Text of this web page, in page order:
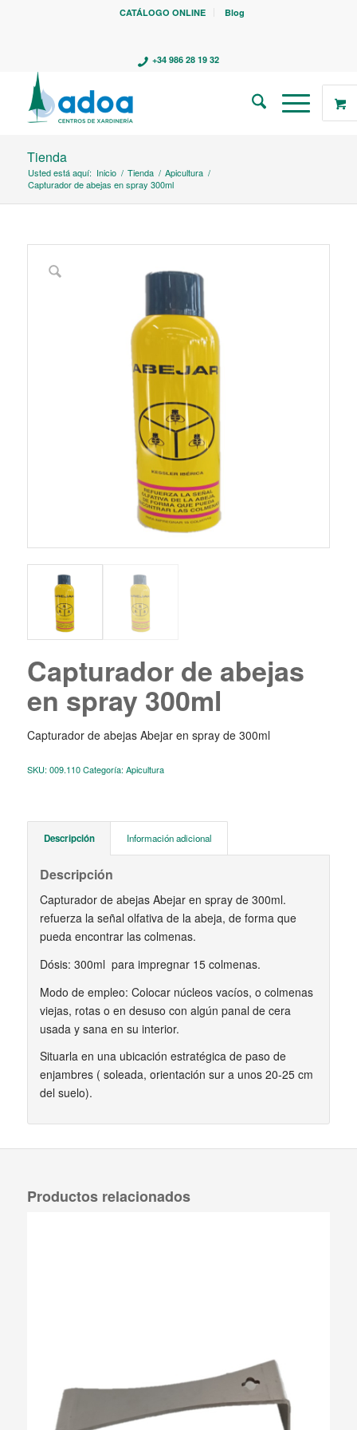
CATÁLOGO ONLINE Blog
+34 986 28 19 32
Tienda
Usted está aquí: Inicio / Tienda / Apicultura /
Capturador de abejas en spray 300ml
Capturador de abejas
en spray 300ml
Capturador de abejas Abejar en spray de 300ml
SKU: 009.110 Categoría: Apicultura
Descripción Información adicional
Descripción
Capturador de abejas Abejar en spray de 300ml.
refuerza la señal olfativa de la abeja, de forma que
pueda encontrar las colmenas.
Dósis: 300ml para impregnar 15 colmenas.
Modo de empleo: Colocar núcleos vacíos, o colmenas
viejas, rotas o en desuso con algún panal de cera
usada y sana en su interior.
Situarla en una ubicación estratégica de paso de
enjambres ( soleada, orientación sur a unos 20-25 cm
del suelo).
Productos relacionados